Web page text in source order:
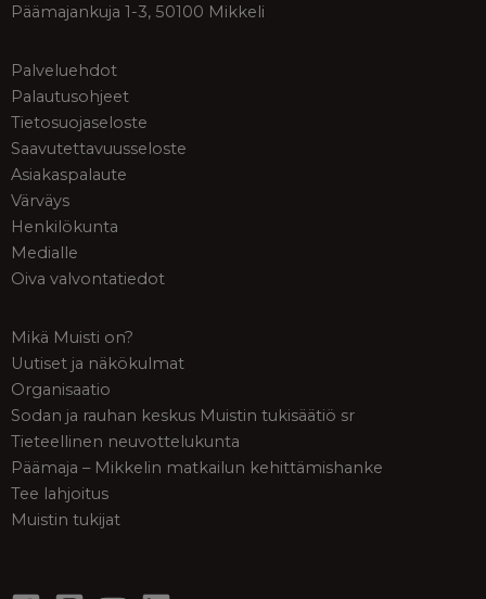
Päämajankuja 1-3, 50100 Mikkeli
Palveluehdot
Palautusohjeet
Tietosuojaseloste
Saavutettavuusseloste
Asiakaspalaute
Värväys
Henkilökunta
Medialle
Oiva valvontatiedot
Mikä Muisti on?
Uutiset ja näkökulmat
Organisaatio
Sodan ja rauhan keskus Muistin tukisäätiö sr
Tieteellinen neuvottelukunta
Päämaja – Mikkelin matkailun kehittämishanke
Tee lahjoitus
Muistin tukijat